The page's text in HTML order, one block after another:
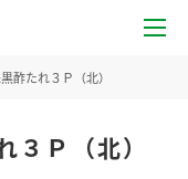
酢たれ３Ｐ（北）
３Ｐ（北）